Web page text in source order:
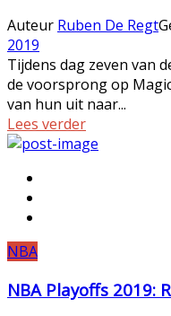
Auteur Ruben De Regt
2019
Tijdens dag zeven van
de voorsprong op
van hun uit naar...
Lees verder
NBA
NBA Playoffs 2019: